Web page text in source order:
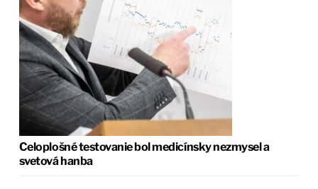
Celoplošné testovanie bol medicínsky nezmysel a
svetová hanba